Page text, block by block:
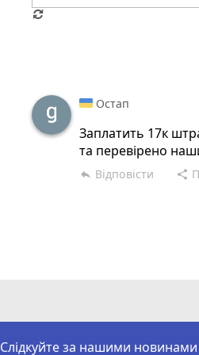
Остап
Заплатить 17к
та перевірено
reply Відповісти share
Слідкуйте за нашими новинами